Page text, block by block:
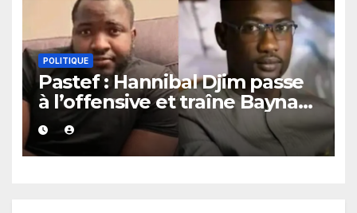
POLITIQUE
Pastef : Hannibal Djim passe
à l’offensive et traîne Bayna
Gueye devant la justice.